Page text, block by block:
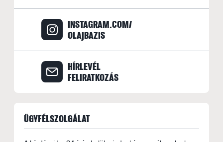
INSTAGRAM.COM/
OLAJBAZIS
HÍRLEVÉL
FELIRATKOZÁS
ÜGYFÉLSZOLGÁLAT